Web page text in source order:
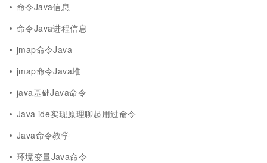
命令Java信息
命令Java进程信息
jmap命令Java
jmap命令Java堆
java基础Java命令
Java ide实现原理聊起用过命令
Java命令教学
环境变量Java命令